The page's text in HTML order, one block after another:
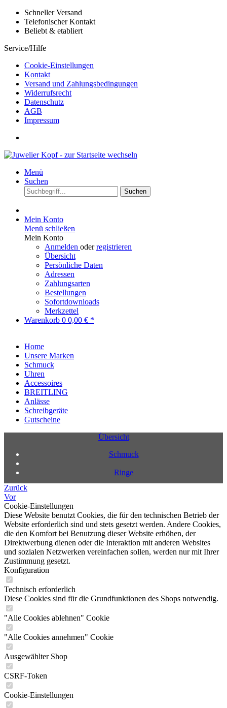
Schneller Versand
Telefonischer Kontakt
Beliebt & etabliert
Service/Hilfe
Cookie-Einstellungen
Kontakt
Versand und Zahlungsbedingungen
Widerrufsrecht
Datenschutz
AGB
Impressum
Menü
Suchen
Suchen
Mein Konto
Menü schließen
Mein Konto
Anmelden oderregistrieren
Übersicht
Persönliche Daten
Adressen
Zahlungsarten
Bestellungen
Sofortdownloads
Merkzettel
Warenkorb 0 0,00 € *
Home
Unsere Marken
Schmuck
Uhren
Accessoires
BREITLING
Anlässe
Schreibgeräte
Gutscheine
Übersicht
Schmuck
Ringe
Zurück
Vor
Cookie-Einstellungen
Diese Website benutzt Cookies, die für den technischen Betrieb der
Website erforderlich sind und stets gesetzt werden. Andere Cookies,
die den Komfort bei Benutzung dieser Website erhöhen, der
Direktwerbung dienen oder die Interaktion mit anderen Websites
und sozialen Netzwerken vereinfachen sollen, werden nur mit Ihrer
Zustimmung gesetzt.
Konfiguration
Technisch erforderlich
Diese Cookies sind für die Grundfunktionen des Shops notwendig.
"Alle Cookies ablehnen" Cookie
"Alle Cookies annehmen" Cookie
Ausgewählter Shop
CSRF-Token
Cookie-Einstellungen